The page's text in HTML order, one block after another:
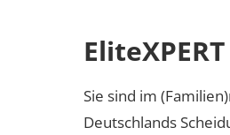
Sie sind im
Deutschlands